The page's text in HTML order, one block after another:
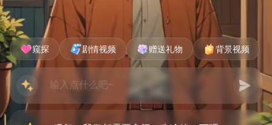
窥探 剧情视频 赠送礼物 背景视频